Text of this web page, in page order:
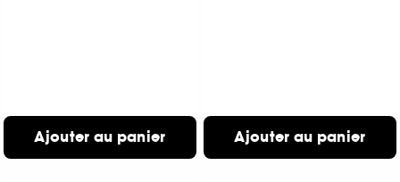
Ajouter au panier Ajouter au panier